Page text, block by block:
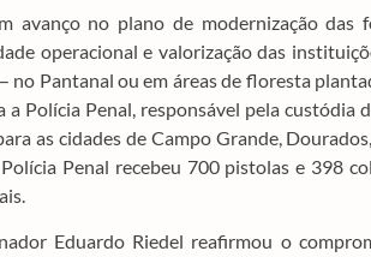
avanço no plano de modernização das
operacional e valorização das
no Pantanal ou em áreas de floresta
a Polícia Penal, responsável pela
as cidades de Campo Grande,
Penal recebeu 700 pistolas e 398
Eduardo Riedel reafirmou o